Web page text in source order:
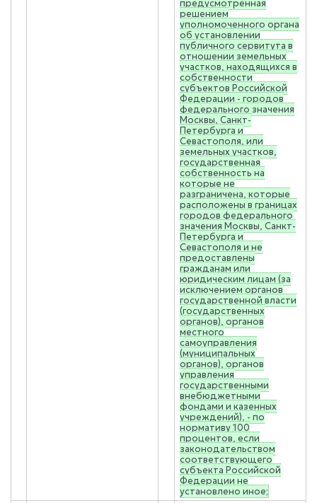
предусмотренная
решением
уполномоченного органа
об установлении
публичного сервитута в
отношении земельных
участков, находящихся в
собственности
субъектов Российской
Федерации - городов
федерального значения
Москвы, Санкт-
Петербурга и
Севастополя, или
земельных участков,
государственная
собственность на
которые не
разграничена, которые
расположены в границах
городов федерального
значения Москвы, Санкт-
Петербурга и
Севастополя и не
предоставлены
гражданам или
юридическим лицам (за
исключением органов
государственной власти
(государственных
органов), органов
местного
самоуправления
(муниципальных
органов), органов
управления
государственными
внебюджетными
фондами и казенных
учреждений), - по
нормативу 100
процентов, если
законодательством
соответствующего
субъекта Российской
Федерации не
установлено иное;